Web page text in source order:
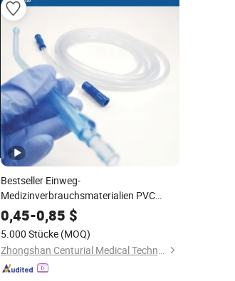
Bestseller Einweg-
Medizinverbrauchsmaterialien PVC
Yankauer Saugset
0,45-0,85 $
5.000 Stücke (MOQ)
Zhongshan Centurial Medical Technology Co., Ltd.